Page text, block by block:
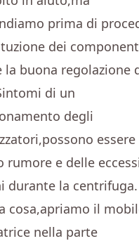
prima di
dei
la buona regolazione
di un
degli
essere
rumore e delle
durante la centrifuga.
cosa,apriamo il
nella parte